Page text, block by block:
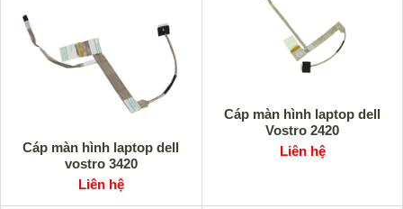
Cáp màn hình laptop dell
vostro 3420
Liên hệ
Cáp màn hình laptop dell
Vostro 2420
Liên hệ